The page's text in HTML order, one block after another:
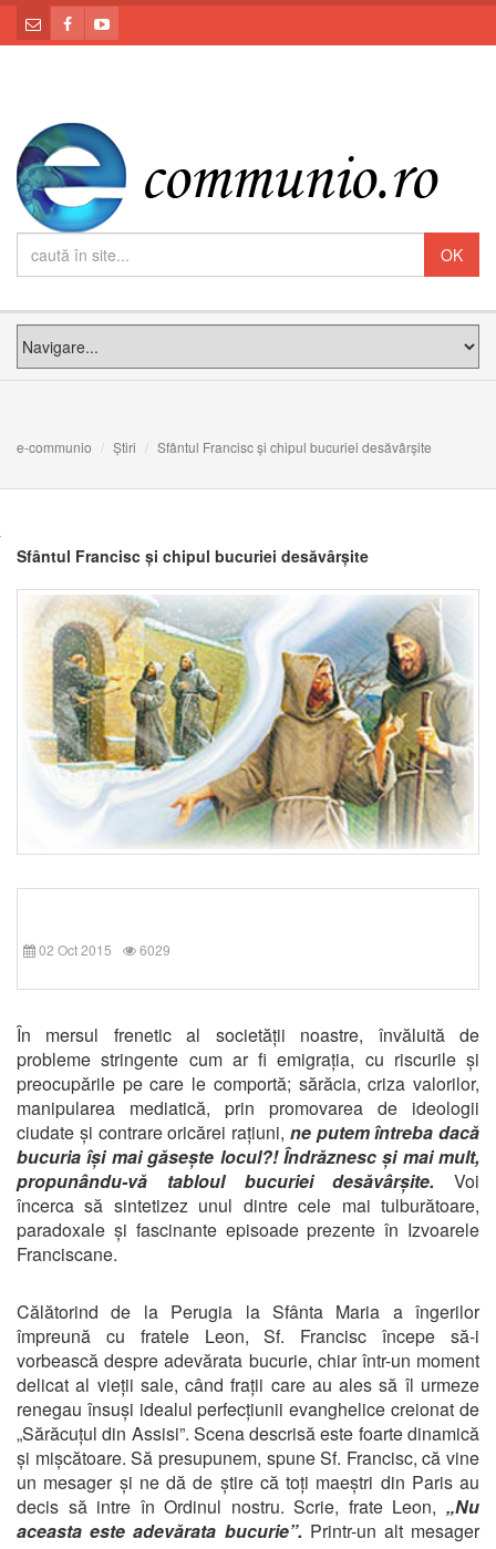
e-communio Știri Sfântul Francisc și chipul bucuriei desăvârșite
Sfântul Francisc și chipul bucuriei desăvârșite
02 Oct 2015 6029
În mersul frenetic al societății noastre, învăluită de
probleme stringente cum ar fi emigrația, cu riscurile și
preocupările pe care le comportă; sărăcia, criza valorilor,
manipularea mediatică, prin promovarea de ideologii
ciudate și contrare oricărei rațiuni, ne putem întreba dacă
bucuria își mai găsește locul?! Îndrăznesc și mai mult,
propunându-vă tabloul bucuriei desăvârșite. Voi
încerca să sintetizez unul dintre cele mai tulburătoare,
paradoxale și fascinante episoade prezente în Izvoarele
Franciscane.
Călătorind de la Perugia la Sfânta Maria a îngerilor
împreună cu fratele Leon, Sf. Francisc începe să-i
vorbească despre adevărata bucurie, chiar într-un moment
delicat al vieții sale, când frații care au ales să îl urmeze
renegau însuși idealul perfecțiunii evanghelice creionat de
„Sărăcuțul din Assisi”. Scena descrisă este foarte dinamică
și mișcătoare. Să presupunem, spune Sf. Francisc, că vine
un mesager și ne dă de știre că toți maeștri din Paris au
decis să intre în Ordinul nostru. Scrie, frate Leon, „Nu
aceasta este adevărata bucurie”. Printr-un alt mesager